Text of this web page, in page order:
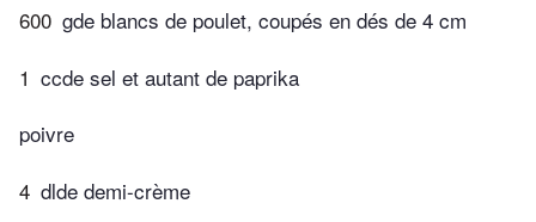
600 gde blancs de poulet, coupés en dés de 4 cm
1 ccde sel et autant de paprika
poivre
4 dlde demi-crème